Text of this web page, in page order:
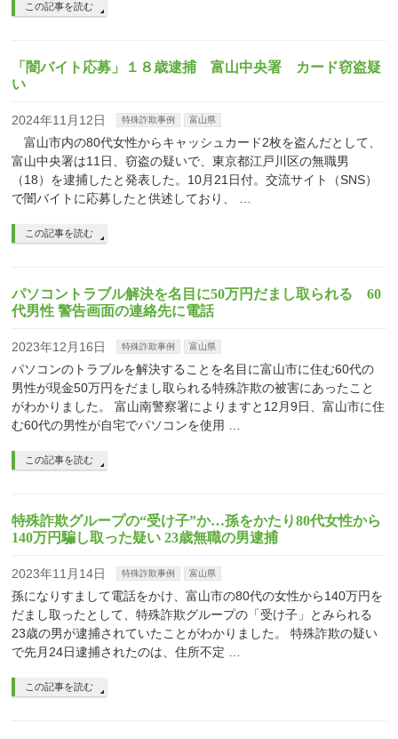
この記事を読む
「闇バイト応募」１８歳逮捕 富山中央署 カード窃盗疑
い
2024年11月12日 特殊詐欺事例 富山県
富山市内の80代女性からキャッシュカード2枚を盗んだとして、
富山中央署は11日、窃盗の疑いで、東京都江戸川区の無職男
（18）を逮捕したと発表した。10月21日付。交流サイト（SNS）
で闇バイトに応募したと供述しており、 …
この記事を読む
パソコントラブル解決を名目に50万円だまし取られる 60
代男性 警告画面の連絡先に電話
2023年12月16日 特殊詐欺事例 富山県
パソコンのトラブルを解決することを名目に富山市に住む60代の
男性が現金50万円をだまし取られる特殊詐欺の被害にあったこと
がわかりました。 富山南警察署によりますと12月9日、富山市に住
む60代の男性が自宅でパソコンを使用 …
この記事を読む
特殊詐欺グループの“受け子”か…孫をかたり80代女性から
140万円騙し取った疑い 23歳無職の男逮捕
2023年11月14日 特殊詐欺事例 富山県
孫になりすまして電話をかけ、富山市の80代の女性から140万円を
だまし取ったとして、特殊詐欺グループの「受け子」とみられる
23歳の男が逮捕されていたことがわかりました。 特殊詐欺の疑い
で先月24日逮捕されたのは、住所不定 …
この記事を読む